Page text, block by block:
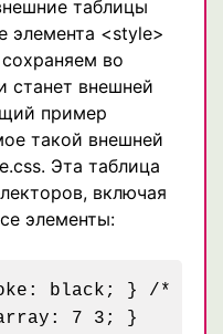
таблицы
элемента <style>
во
станет внешней
пример
такой внешней
Эта таблица
включая
элементы:
black; } /* по
7 3; }